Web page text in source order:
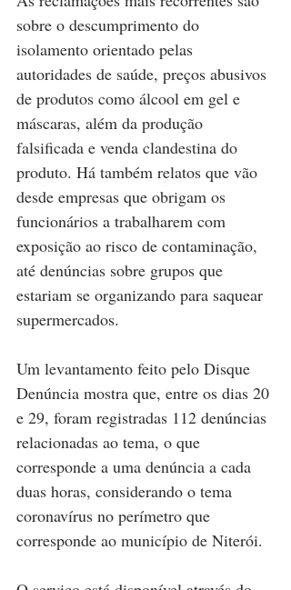
sobre o descumprimento do
isolamento orientado pelas
autoridades de saúde, preços abusivos
de produtos como álcool em gel e
máscaras, além da produção
falsificada e venda clandestina do
produto. Há também relatos que vão
desde empresas que obrigam os
funcionários a trabalharem com
exposição ao risco de contaminação,
até denúncias sobre grupos que
estariam se organizando para saquear
supermercados.
Um levantamento feito pelo Disque
Denúncia mostra que, entre os dias 20
e 29, foram registradas 112 denúncias
relacionadas ao tema, o que
corresponde a uma denúncia a cada
duas horas, considerando o tema
coronavírus no perímetro que
corresponde ao município de Niterói.